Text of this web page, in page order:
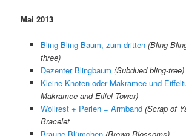
Mai 2013
Bling-Bling Baum, zum dritten (Bling-
three)
Dezenter Blingbaum (Subdued bling-tree)
Kleine Knoten oder Makramee und
Makramee and Eiffel Tower)
Wollrest + Perlen = Armband (Scrap of
Bracelet